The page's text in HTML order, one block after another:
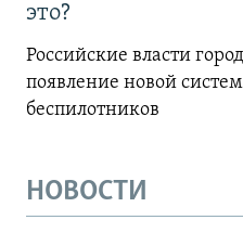
это?
Российские власти
появление новой
беспилотников
НОВОСТИ